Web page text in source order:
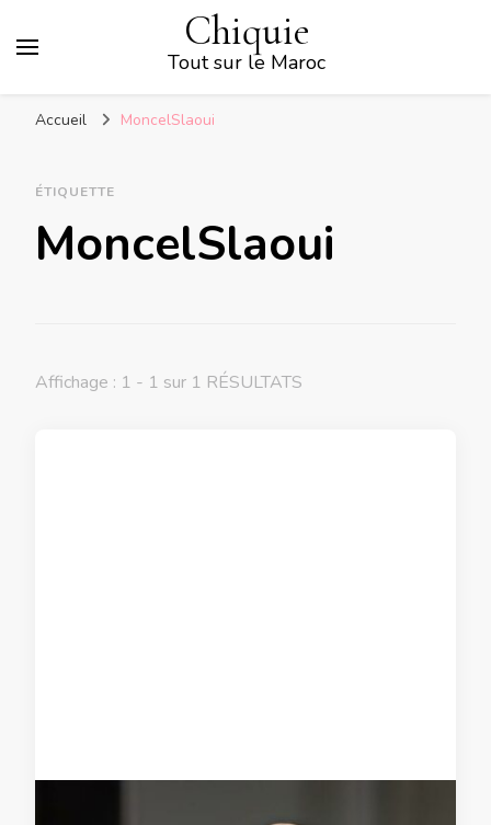
Chiquie
Tout sur le Maroc
Accueil MoncelSlaoui
ÉTIQUETTE
MoncelSlaoui
Affichage : 1 - 1 sur 1 RÉSULTATS